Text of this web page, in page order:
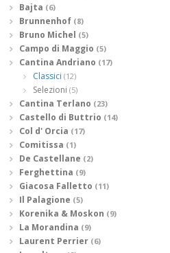
Bajta (6)
Brunnenhof (8)
Bruno Michel (5)
Campo di Maggio (5)
Cantina Andriano (17)
Classici (12)
Selezioni (5)
Cantina Terlano (23)
Castello di Buttrio (14)
Col d' Orcia (17)
Comitissa (1)
De Castellane (2)
Ferghettina (9)
Giacosa Falletto (11)
Il Palagione (5)
Korenika & Moskon (9)
La Morandina (9)
Laurent Perrier (6)